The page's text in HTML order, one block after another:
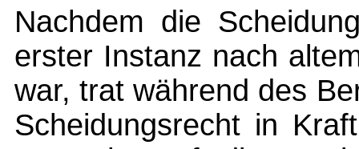
Nachdem die
erster Instanz nach
war, trat während des
Scheidungsrecht in